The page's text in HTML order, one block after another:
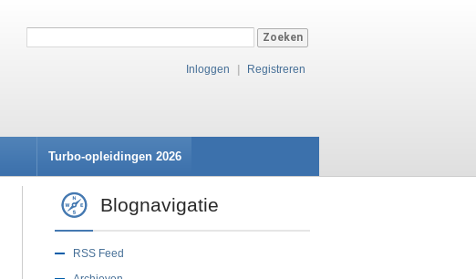
Inloggen Registreren
Turbo-opleidingen 2026
Blognavigatie
RSS Feed